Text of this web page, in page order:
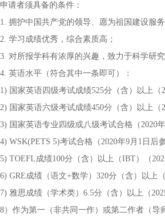
申请者须具备的条件：
1. 拥护中国共产党的领导、愿为祖国建设服
2. 学习成绩优秀，综合素质高；
3. 对所报学科有浓厚的兴趣，致力于科学研究
4. 英语水平（符合其中一条即可）：
1) 国家英语四级考试成绩525分（含）以上（
2) 国家英语六级考试成绩450分（含）以上（
3) 国家英语专业四级或八级考试合格（2020
4) WSK(PETS 5)考试合格（2020年9月1日后
5) TOEFL成绩100分（含）以上（IBT）（
6) GRE成绩（语文+数学）320分（含）以上
7) 雅思成绩（学术类）6.5分（含）以上（
8）作为第一（非共同一作）或第二作者（导